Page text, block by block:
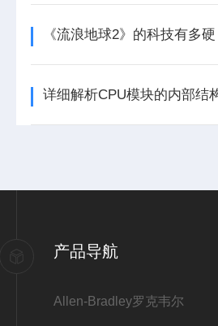
产品导航
Allen-Bradley罗克韦尔